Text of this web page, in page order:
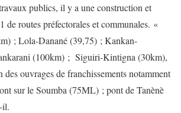
publics, il y a une construction et
de routes préfectorales et communales. «
; Lola-Danané (39,75) ; Kankan-
(100km) ; Siguiri-Kintigna (30km),
ouvrages de franchissements notamment
sur le Soumba (75ML) ; pont de Tanènè
il.